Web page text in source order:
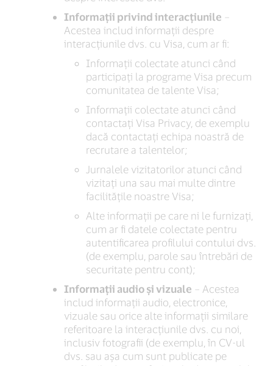
Informații privind interacțiunile –
Acestea includ informații despre
interacțiunile dvs. cu Visa, cum ar fi:
Informații colectate atunci când
participați la programe Visa precum
comunitatea de talente Visa;
Informații colectate atunci când
contactați Visa Privacy, de exemplu
dacă contactați echipa noastră de
recrutare a talentelor;
Jurnalele vizitatorilor atunci când
vizitați una sau mai multe dintre
facilitățile noastre Visa;
Alte informații pe care ni le furnizați,
cum ar fi datele colectate pentru
autentificarea profilului contului dvs.
(de exemplu, parole sau întrebări de
securitate pentru cont);
Informații audio și vizuale – Acestea
includ informații audio, electronice,
vizuale sau orice alte informații similare
referitoare la interacțiunile dvs. cu noi,
inclusiv fotografii (de exemplu, în CV-ul
dvs. sau așa cum sunt publicate pe